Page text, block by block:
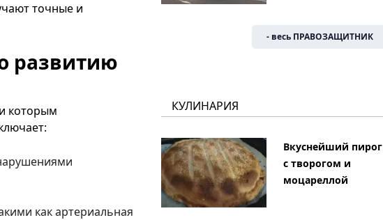
точные и
развитию
которым
как артериальная
- весь ПРАВОЗАЩИТНИК
КУЛИНАРИЯ
Вкуснейший пирог
с творогом и
моцареллой